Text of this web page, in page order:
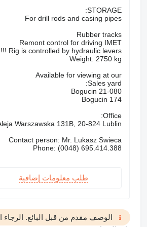
STORAGE:
For drill rods and casing pipes
Rubber tracks
Remont control for driving IMET
Rig is controlled by hydraulic levers !!!
Weight: 2750 kg
Available for viewing at our
Sales yard:
21-080 Bogucin
Bogucin 174
Office:
Warszawska 131B, 20-824 Lublin
Contact person: Mr. Lukasz Swieca
Phone: (0048) 695.414.388
طلب معلومات إضافية
الوصف مقدم من قبل البائع. الرجاء